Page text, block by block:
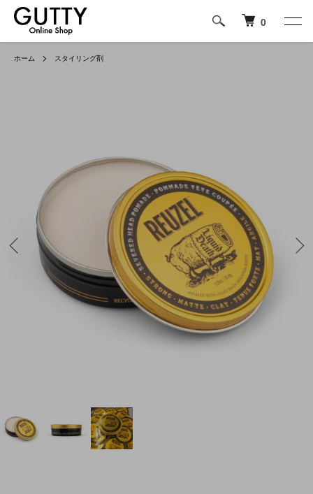
0
ホーム スタイリング剤